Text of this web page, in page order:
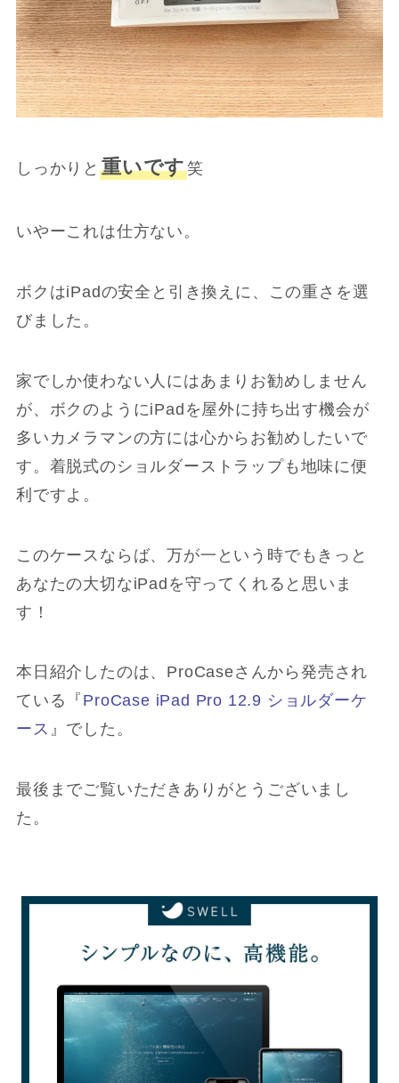
しっかりと 重いです笑
いやーこれは仕方ない。
ボクはiPadの安全と引き換えに、この重さを選
びました。
家でしか使わない人にはあまりお勧めしません
が、ボクのようにiPadを屋外に持ち出す機会が
多いカメラマンの方には心からお勧めしたいで
す。着脱式のショルダーストラップも地味に便
利ですよ。
このケースならば、万が一という時でもきっと
あなたの大切なiPadを守ってくれると思いま
す！
本日紹介したのは、ProCaseさんから発売され
ている『 ProCase iPad Pro 12.9 ショルダーケ
ース 』でした。
最後までご覧いただきありがとうございまし
た。